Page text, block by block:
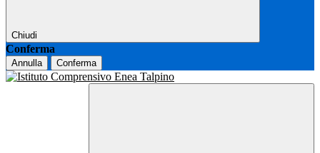
Chiudi
Conferma
Annulla Conferma